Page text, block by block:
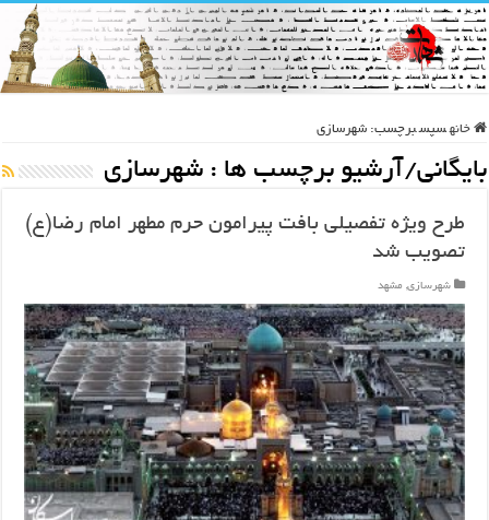
خانه سپس برچسب: شهرسازی
بایگانی/آرشیو برچسب ها : شهرسازی
طرح ویژه تفصیلی بافت پیرامون حرم مطهر امام رضا(ع)
تصویب شد
شهرسازی, مشهد